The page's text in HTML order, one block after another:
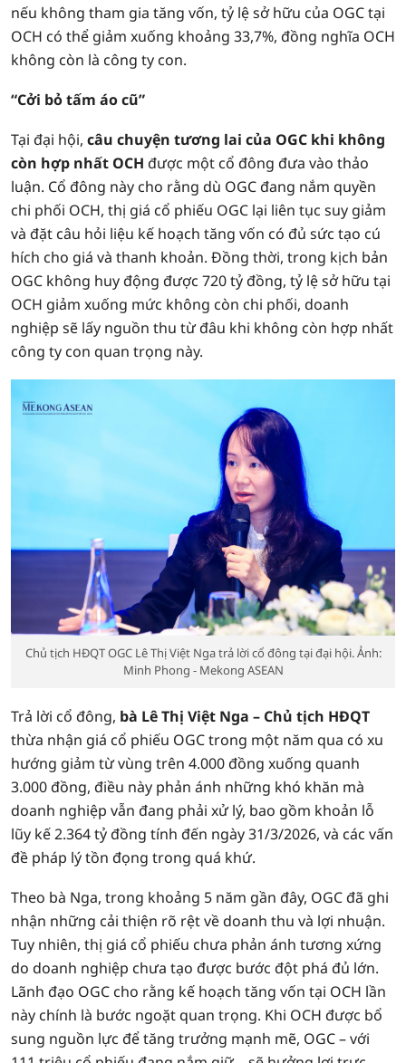
nếu không tham gia tăng vốn, tỷ lệ sở hữu của OGC tại
OCH có thể giảm xuống khoảng 33,7%, đồng nghĩa OCH
không còn là công ty con.
“Cởi bỏ tấm áo cũ”
Tại đại hội, câu chuyện tương lai của OGC khi không
còn hợp nhất OCH được một cổ đông đưa vào thảo
luận. Cổ đông này cho rằng dù OGC đang nắm quyền
chi phối OCH, thị giá cổ phiếu OGC lại liên tục suy giảm
và đặt câu hỏi liệu kế hoạch tăng vốn có đủ sức tạo cú
hích cho giá và thanh khoản. Đồng thời, trong kịch bản
OGC không huy động được 720 tỷ đồng, tỷ lệ sở hữu tại
OCH giảm xuống mức không còn chi phối, doanh
nghiệp sẽ lấy nguồn thu từ đâu khi không còn hợp nhất
công ty con quan trọng này.
Chủ tịch HĐQT OGC Lê Thị Việt Nga trả lời cổ đông tại đại hội. Ảnh:
Minh Phong - Mekong ASEAN
Trả lời cổ đông, bà Lê Thị Việt Nga – Chủ tịch HĐQT
thừa nhận giá cổ phiếu OGC trong một năm qua có xu
hướng giảm từ vùng trên 4.000 đồng xuống quanh
3.000 đồng, điều này phản ánh những khó khăn mà
doanh nghiệp vẫn đang phải xử lý, bao gồm khoản lỗ
lũy kế 2.364 tỷ đồng tính đến ngày 31/3/2026, và các vấn
đề pháp lý tồn đọng trong quá khứ.
Theo bà Nga, trong khoảng 5 năm gần đây, OGC đã ghi
nhận những cải thiện rõ rệt về doanh thu và lợi nhuận.
Tuy nhiên, thị giá cổ phiếu chưa phản ánh tương xứng
do doanh nghiệp chưa tạo được bước đột phá đủ lớn.
Lãnh đạo OGC cho rằng kế hoạch tăng vốn tại OCH lần
này chính là bước ngoặt quan trọng. Khi OCH được bổ
sung nguồn lực để tăng trưởng mạnh mẽ, OGC – với